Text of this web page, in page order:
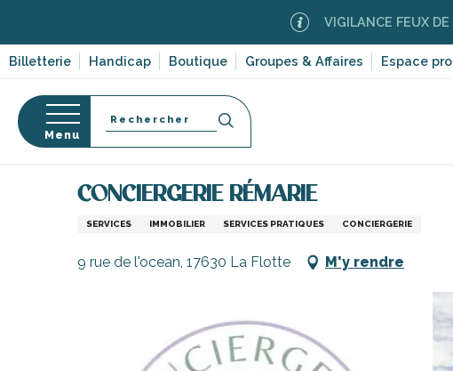
contenu
Billetterie Handicap Boutique Groupes & Affaires Espace pro
VIGILANCE FEUX DE FORÊT
Menu
Recherche
Accueil
CONCIERGERIE RÉMARIE
SERVICES IMMOBILIER SERVICES PRATIQUES CONCIERGERIE
9 rue de l'ocean, 17630 La Flotte M'y rendre